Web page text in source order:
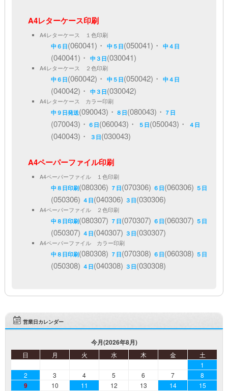
A4レターケース印刷
A4レターケース １色印刷
中６日(060041)・中５日(050041)・中４日
(040041)・中３日(030041)
A4レターケース ２色印刷
中６日(060042)・中５日(050042)・中４日
(040042)・中３日(030042)
A4レターケース カラー印刷
中９日発送(090043)・ ８日(080043)・ ７日
(070043)・ ６日(060043)・ ５日(050043)・ ４日
(040043)・ ３日(030043)
A4ペーパーファイル印刷
A4ペーパーファイル １色印刷
中８日印刷(080306) ７日(070306) ６日(060306) ５日
(050306) ４日(040306) ３日(030306)
A4ペーパーファイル ２色印刷
中８日印刷(080307) ７日(070307) ６日(060307) ５日
(050307) ４日(040307) ３日(030307)
A4ペーパーファイル カラー印刷
中８日印刷(080308) ７日(070308) ６日(060308) ５日
(050308) ４日(040308) ３日(030308)
営業日カレンダー
今月(2026年8月)
日 月 火 水 木 金
土
1
2
3 4 5 6 7 8
9 10 11 12 13 14
15